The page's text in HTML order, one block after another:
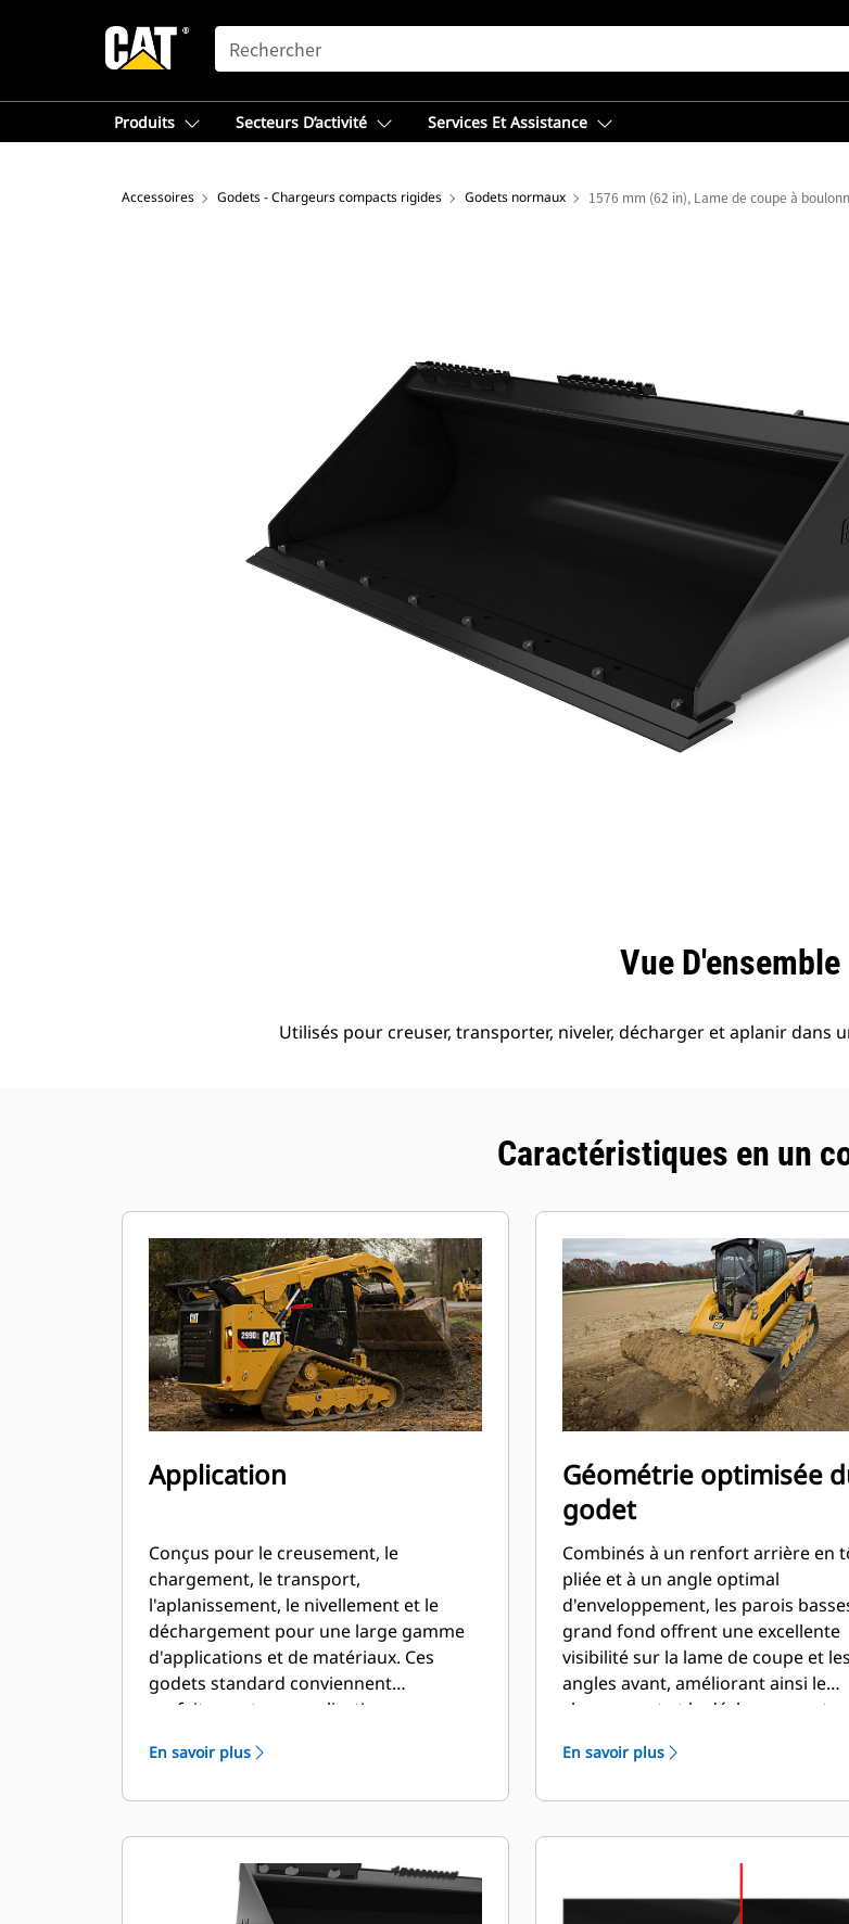
SEARCH
Produits Secteurs D’activité Services Et Assistance
Accessoires Godets - Chargeurs compacts rigides Godets normaux 1576 mm (62 in), Lame de coupe à
Vue D'ensemble
Utilisés pour creuser, transporter, niveler, décharger et aplanir dans
Caractéristiques en un
Application
Conçus pour le creusement, le
chargement, le transport,
l'aplanissement, le nivellement et le
déchargement pour une large gamme
d'applications et de matériaux. Ces
godets standard conviennent
parfaitement aux applications
d'aménagement paysager et d'autres
En savoir plus
Géométrie optimisée
godet
Combinés à un renfort arrière en
pliée et à un angle optimal
d'enveloppement, les parois
grand fond offrent une excellente
visibilité sur la lame de coupe et les
angles avant, améliorant ainsi le
chargement et le déchargement.
En savoir plus